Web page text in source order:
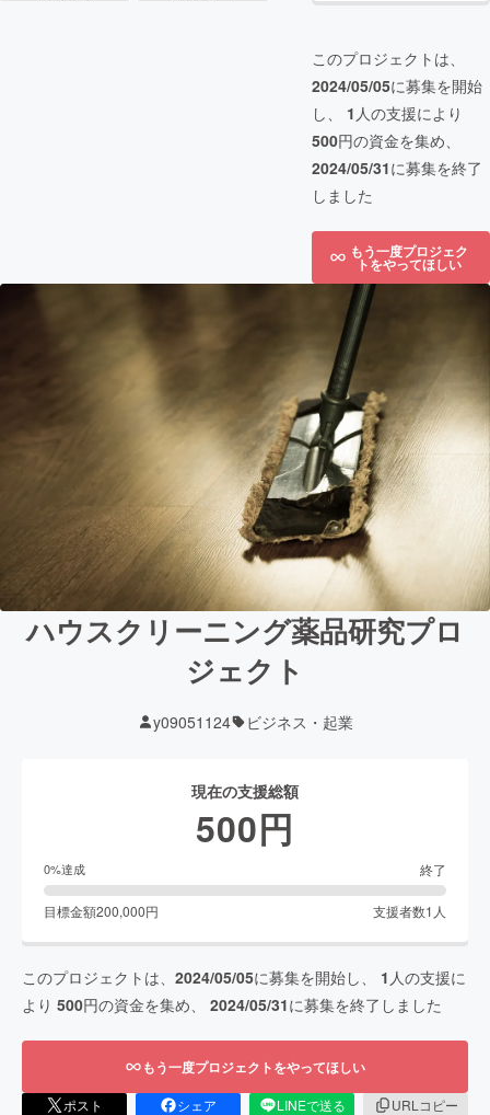
このプロジェクトは、
2024/05/05に募集を開始
し、 1 人の支援により
500円の資金を集め、
2024/05/31に募集を終了
しました
もう一度プロジェク
トをやってほしい
ハウスクリーニング薬品研究プロ
ジェクト
y09051124 ビジネス・起業
現在の支援総額
500円
0%達成 終了
目標金額200,000円 支援者数1 人
このプロジェクトは、 2024/05/05に募集を開始し、 1 人の支援に
より 500円の資金を集め、 2024/05/31に募集を終了しました
もう一度プロジェクトをやってほしい
ポスト シェア LINEで送る
URLコピー